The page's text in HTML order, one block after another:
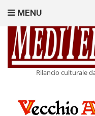
Rilancio culturale
MENU